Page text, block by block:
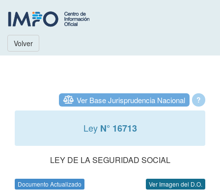
Volver
?
Ver Base Jurisprudencia Nacional
Ley N° 16713
LEY DE LA SEGURIDAD SOCIAL
Documento Actualizado Ver Imagen del D.O.